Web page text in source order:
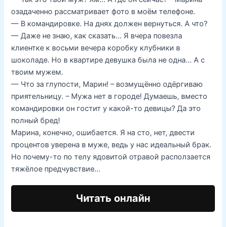
озадаченно рассматривает фото в моём телефоне.
— В командировке. На днях должен вернуться. А что?
— Даже не знаю, как сказать… Я вчера повезла
клиентке к восьми вечера коробку клубники в
шоколаде. Но в квартире девушка была не одна… А с
твоим мужем.
— Что за глупости, Марин! – возмущённо одёргиваю
приятельницу. – Мужа нет в городе! Думаешь, вместо
командировки он гостит у какой-то девицы? Да это
полный бред!
Марина, конечно, ошибается. Я на сто, нет, двести
процентов уверена в муже, ведь у нас идеальный брак.
Но почему-то по телу ядовитой отравой расползается
тяжёлое предчувствие…
Читать онлайн